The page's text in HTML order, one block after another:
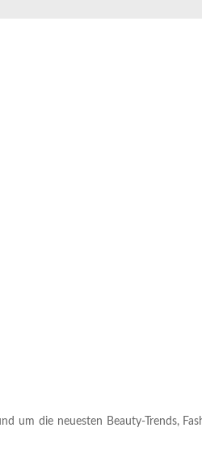
um die neuesten Beauty-Trends,